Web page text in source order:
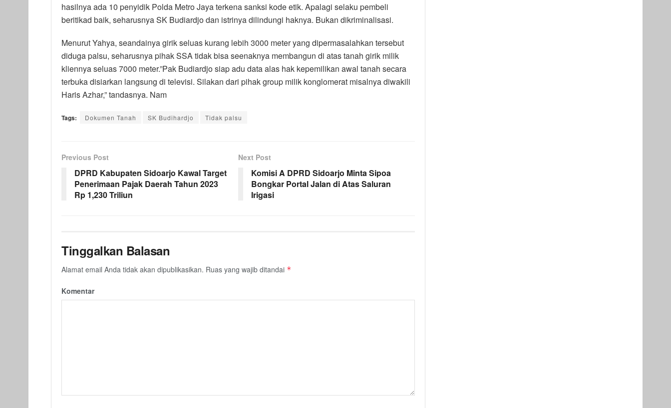
hasilnya ada 10 penyidik Polda Metro Jaya terkena sanksi kode etik. Apalagi selaku pembeli
beritikad baik, seharusnya SK Budiardjo dan istrinya dilindungi haknya. Bukan dikriminalisasi.
Menurut Yahya, seandainya girik seluas kurang lebih 3000 meter yang dipermasalahkan tersebut
diduga palsu, seharusnya pihak SSA tidak bisa seenaknya membangun di atas tanah girik milik
kliennya seluas 7000 meter.”Pak Budiardjo siap adu data alas hak kepemilikan awal tanah secara
terbuka disiarkan langsung di televisi. Silakan dari pihak group milik konglomerat misalnya diwakili
Haris Azhar,” tandasnya. Nam
Tags: Dokumen Tanah SK Budihardjo Tidak palsu
Previous Post
DPRD Kabupaten Sidoarjo Kawal Target
Penerimaan Pajak Daerah Tahun 2023
Rp 1,230 Triliun
Next Post
Komisi A DPRD Sidoarjo Minta Sipoa
Bongkar Portal Jalan di Atas Saluran
Irigasi
Tinggalkan Balasan
Alamat email Anda tidak akan dipublikasikan. Ruas yang wajib ditandai *
Komentar